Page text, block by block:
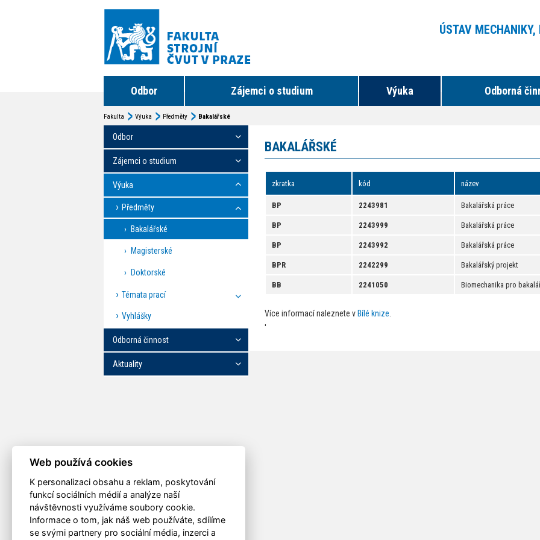
ÚSTAV
Odbor Zájemci o studium Výuka Odborná
Fakulta Výuka Předměty Bakalářské
Odbor
Zájemci o studium
Výuka
Předměty
Bakalářské
Magisterské
Doktorské
Témata prací
Vyhlášky
Odborná činnost
Aktuality
BAKALÁŘSKÉ
zkratka kód název
BP 2243981 Bakalářská práce
BP 2243999 Bakalářská práce
BP 2243992 Bakalářská práce
BPR 2242299 Bakalářský projekt
BB 2241050 Biomechanika pro
Více informací naleznete v Bílé knize
'
Web používá cookies
K personalizaci obsahu a reklam, poskytování
funkcí sociálních médií a analýze naší
návštěvnosti využíváme soubory cookie.
Informace o tom, jak náš web používáte, sdílíme
se svými partnery pro sociální média, inzerci a